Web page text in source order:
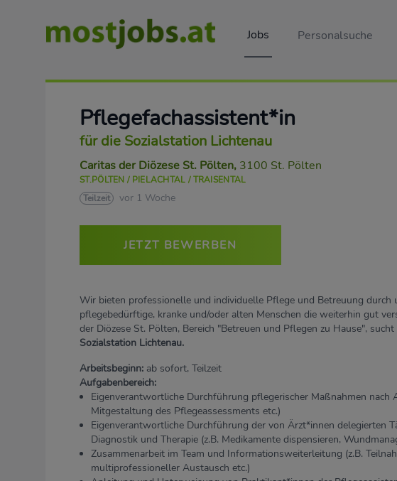
Jobs Personalsuche
Pflegefachassistent*in
für die Sozialstation Lichtenau
Caritas der Diözese St. Pölten, 3100 St. Pölten
ST.PÖLTEN / PIELACHTAL / TRAISENTAL
Teilzeit
vor 1 Woche
JETZT BEWERBEN
Wir bieten professionelle und individuelle Pflege und Betreuung durch
pflegebedürftige, kranke und/oder alten Menschen die weiterhin gut
der Diözese St. Pölten, Bereich "Betreuen und Pflegen zu Hause",
Sozialstation Lichtenau.
Arbeitsbeginn: ab sofort, Teilzeit
Aufgabenbereich:
Eigenverantwortliche Durchführung pflegerischer Maßnahmen nach
Mitgestaltung des Pflegeassessments etc.)
Eigenverantwortliche Durchführung der von Ärzt*innen delegierten
Diagnostik und Therapie (z.B. Medikamente dispensieren,
Zusammenarbeit im Team und Informationsweiterleitung (z.B.
multiprofessioneller Austausch etc.)